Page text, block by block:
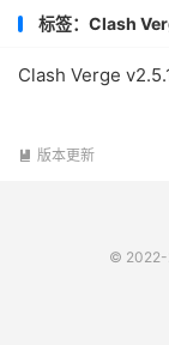
标签：Clash
Clash Verge
 版本更新
©